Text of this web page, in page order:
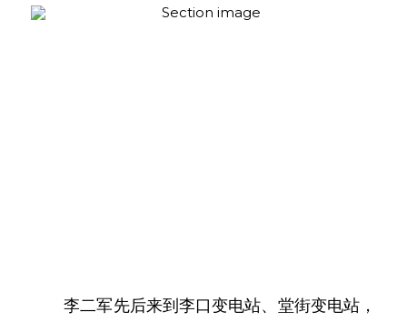
李二军先后来到李口变电站、堂街变电站，